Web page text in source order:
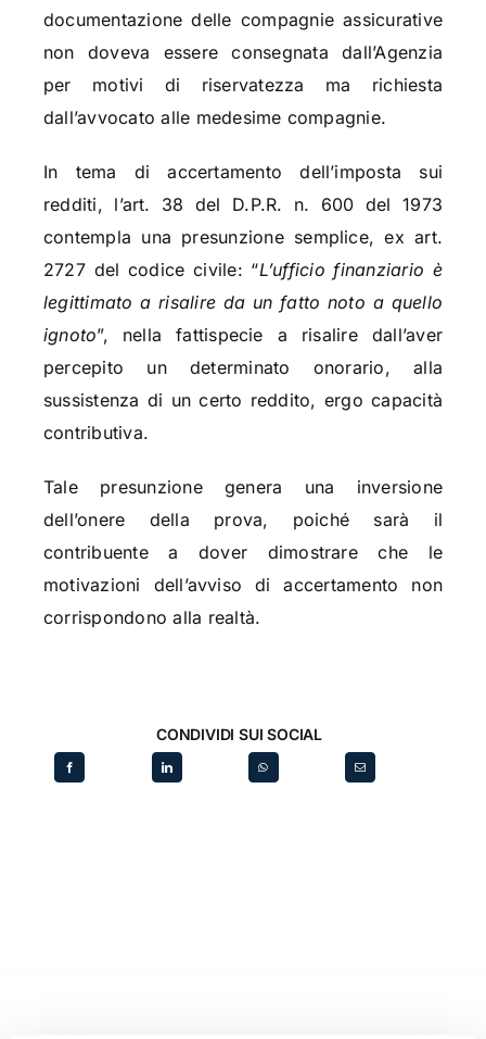
documentazione delle compagnie assicurative
non doveva essere consegnata dall’Agenzia
per motivi di riservatezza ma richiesta
dall’avvocato alle medesime compagnie.
In tema di accertamento dell’imposta sui
redditi, l’art. 38 del D.P.R. n. 600 del 1973
contempla una presunzione semplice, ex art.
2727 del codice civile: “L’ufficio finanziario è
legittimato a risalire da un fatto noto a quello
ignoto”, nella fattispecie a risalire dall’aver
percepito un determinato onorario, alla
sussistenza di un certo reddito, ergo capacità
contributiva.
Tale presunzione genera una inversione
dell’onere della prova, poiché sarà il
contribuente a dover dimostrare che le
motivazioni dell’avviso di accertamento non
corrispondono alla realtà.
CONDIVIDI SUI SOCIAL